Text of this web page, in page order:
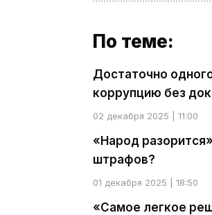
По теме:
Достаточно
коррупцию без
02 декабря 2025 | 11:00
«Народ
штрафов?
01 декабря 2025 | 18:50
«Самое легкое